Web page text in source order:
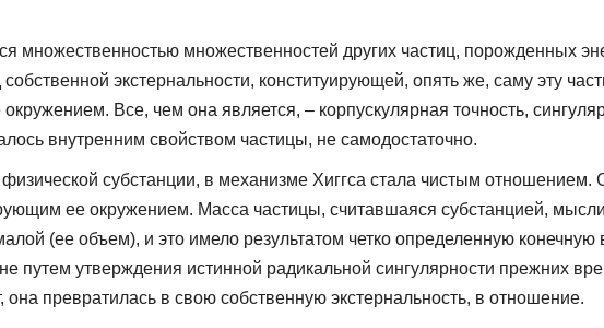
множественностью множественностей других частиц, порожденных
экстернальности, конституирующей, опять же, саму эту
Все, чем она является, – корпускулярная точность,
внутренним свойством частицы, не самодостаточно.
субстанции, в механизме Хиггса стала чистым отношением.
ее окружением. Масса частицы, считавшаяся субстанцией,
(ее объем), и это имело результатом четко определенную
путем утверждения истинной радикальной сингулярности прежних
превратилась в свою собственную экстернальность, в отношение.